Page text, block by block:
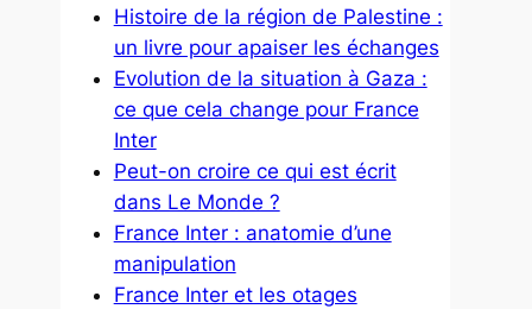
Histoire de la région de Palestine :
un livre pour apaiser les échanges
Evolution de la situation à Gaza :
ce que cela change pour France
Inter
Peut-on croire ce qui est écrit
dans Le Monde ?
France Inter : anatomie d’une
manipulation
France Inter et les otages